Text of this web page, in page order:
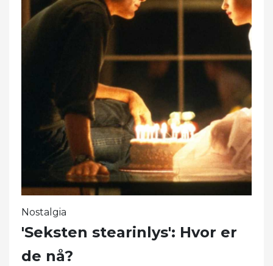
Nostalgia
'Seksten stearinlys': Hvor er
de nå?